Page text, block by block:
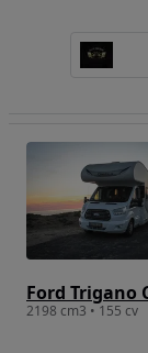
Ford Trigano
2198 cm3 • 155 cv